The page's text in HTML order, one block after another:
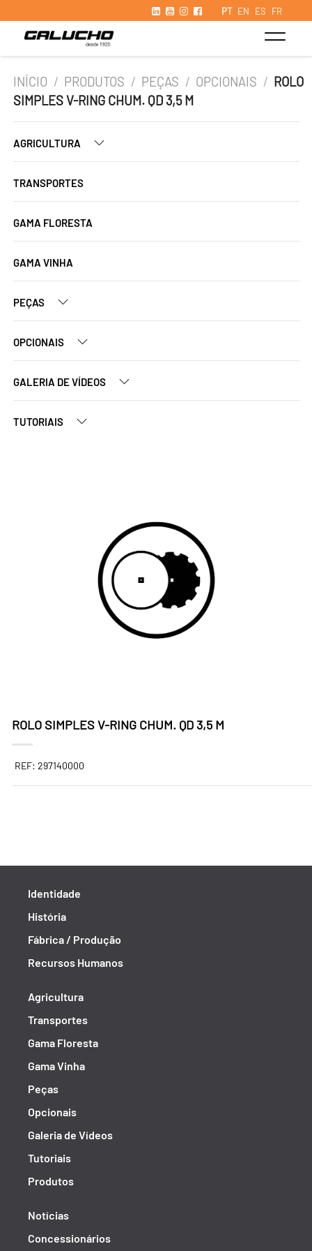
PT EN ES FR
INÍCIO / PRODUTOS / PEÇAS / OPCIONAIS / ROLO
SIMPLES V-RING CHUM. QD 3,5 M
AGRICULTURA
TRANSPORTES
GAMA FLORESTA
GAMA VINHA
PEÇAS
OPCIONAIS
GALERIA DE VÍDEOS
TUTORIAIS
ROLO SIMPLES V-RING CHUM. QD 3,5 M
REF: 297140000
Identidade
História
Fábrica / Produção
Recursos Humanos
Agricultura
Transportes
Gama Floresta
Gama Vinha
Peças
Opcionais
Galeria de Vídeos
Tutoriais
Produtos
Notícias
Concessionários